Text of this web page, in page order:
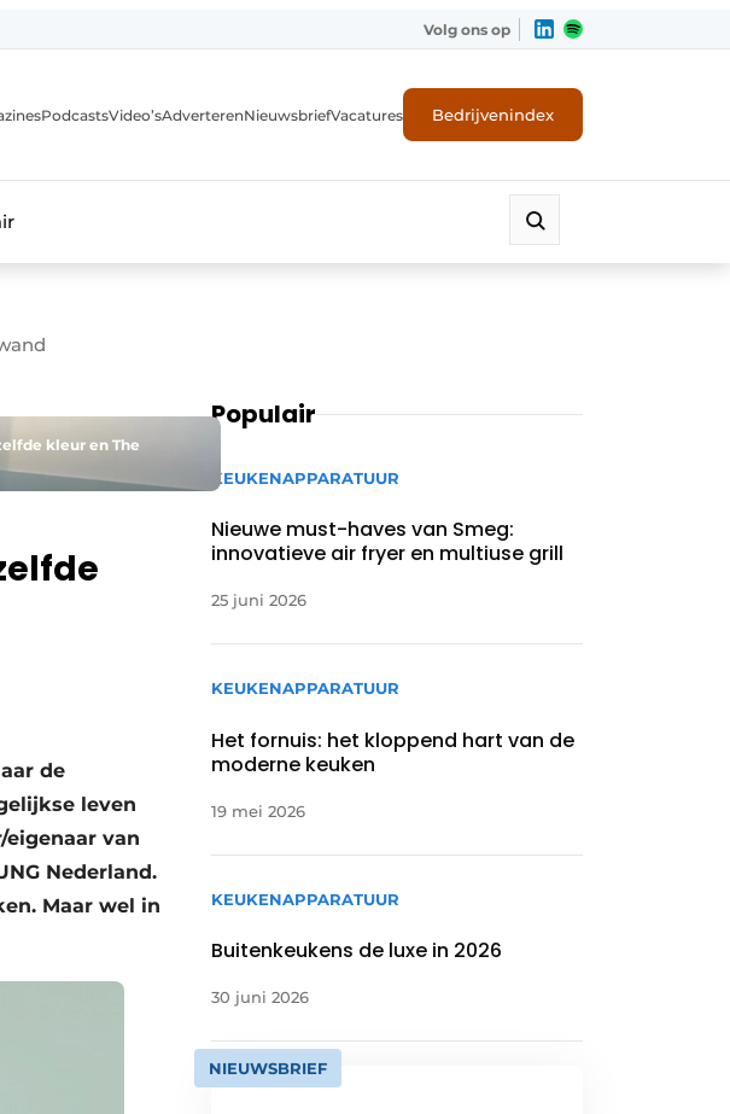
Volg ons op
PodcastsVideo’sAdverterenNieuwsbriefVacatures Bedrijvenindex
kleur en The
de
leven
van
Nederland.
Maar wel in
Populair
KEUKENAPPARATUUR
Nieuwe must-haves van Smeg:
innovatieve air fryer en multiuse grill
25 juni 2026
KEUKENAPPARATUUR
Het fornuis: het kloppend hart van de
moderne keuken
19 mei 2026
KEUKENAPPARATUUR
Buitenkeukens de luxe in 2026
30 juni 2026
NIEUWSBRIEF